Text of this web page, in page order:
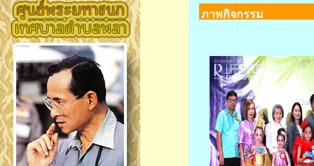
ภาพกิจกรรม